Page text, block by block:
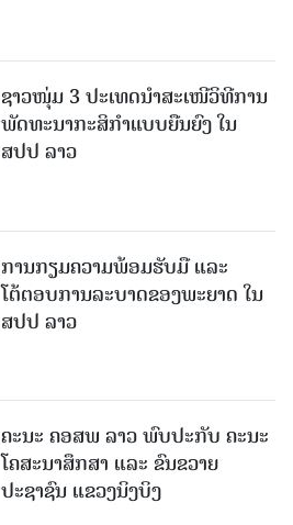
ຊາວໜຸ່ມ 3 ປະເທດນຳສະເໜີວິທີການ
ພັດທະນາກະສິກຳແບບຍືນຍົງ ໃນ
ສປປ ລາວ
ການກຽມຄວາມພ້ອມຮັບມື ແລະ
ໂຕ້ຕອບການລະບາດຂອງພະຍາດ ໃນ
ສປປ ລາວ
ຄະນະ ຄອສພ ລາວ ພົບປະກັບ ຄະນະ
ໂຄສະນາສຶກສາ ແລະ ຂົນຂວາຍ
ປະຊາຊົນ ແຂວງນິງບິງ